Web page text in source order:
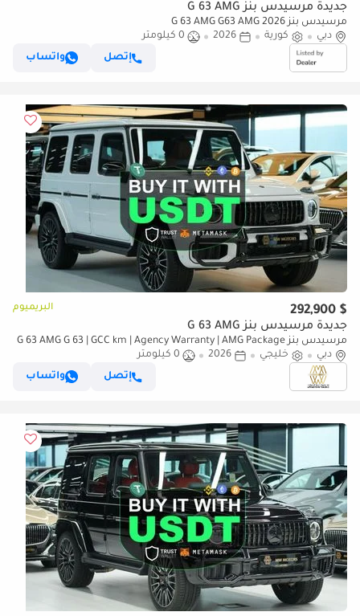
جديدة مرسيدس بنز G 63 AMG
مرسيدس بنز G 63 AMG G63 AMG 2026
دبي
كورية 2026
0 كيلومتر
إتصل
واتساب
$ 292,900 البريميوم
جديدة مرسيدس بنز G 63 AMG
مرسيدس بنز G 63 AMG G 63 | GCC km | Agency Warranty | AMG Package
دبي
خليجي 2026
0 كيلومتر
إتصل
واتساب